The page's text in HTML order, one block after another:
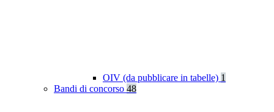
OIV (da pubblicare in tabelle) 1
Bandi di concorso 48